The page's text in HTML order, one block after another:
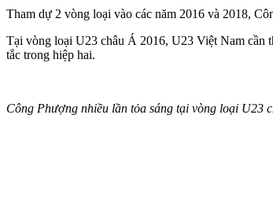
Tham dự 2 vòng loại vào các năm 2016 và 2018,
Tại vòng loại U23 châu Á 2016, U23 Việt Nam cần
tắc trong hiệp hai.
Công Phượng nhiều lần tỏa sáng tại vòng loại U23